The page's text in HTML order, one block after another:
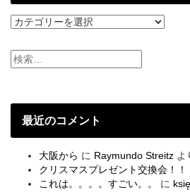
社
ご
と
ロ
最近のコメント
大阪から に Raymundo Streitz よ
クリスマスプレゼント交換会！！
これは。。。。すごい。。
に